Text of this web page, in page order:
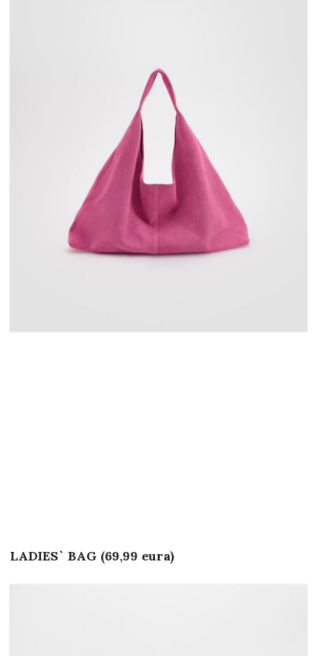
LADIES` BAG (69,99 eura)